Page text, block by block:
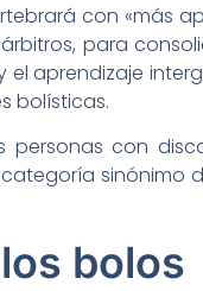
con «más
para
el aprendizaje
bolísticas.
personas con
sinónimo
bolos